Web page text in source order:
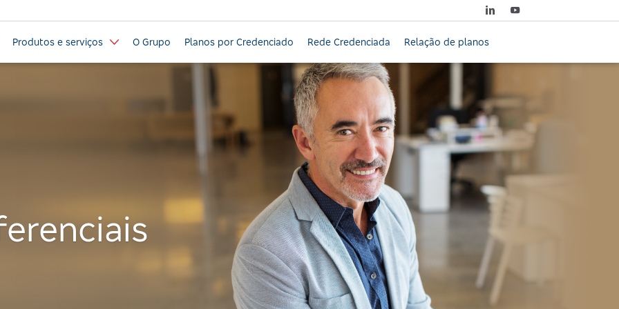
Produtos e serviços O Grupo Planos por Credenciado Rede Credenciada Relação de planos